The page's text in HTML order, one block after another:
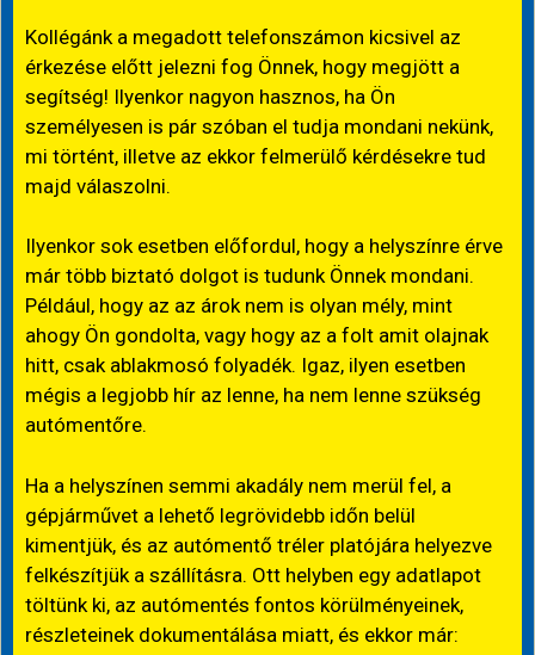
Kollégánk a megadott telefonszámon kicsivel az
érkezése előtt jelezni fog Önnek, hogy megjött a
segítség! Ilyenkor nagyon hasznos, ha Ön
személyesen is pár szóban el tudja mondani nekünk,
mi történt, illetve az ekkor felmerülő kérdésekre tud
majd válaszolni.
Ilyenkor sok esetben előfordul, hogy a helyszínre érve
már több biztató dolgot is tudunk Önnek mondani.
Például, hogy az az árok nem is olyan mély, mint
ahogy Ön gondolta, vagy hogy az a folt amit olajnak
hitt, csak ablakmosó folyadék. Igaz, ilyen esetben
mégis a legjobb hír az lenne, ha nem lenne szükség
autómentőre.
Ha a helyszínen semmi akadály nem merül fel, a
gépjárművet a lehető legrövidebb időn belül
kimentjük, és az autómentő tréler platójára helyezve
felkészítjük a szállításra. Ott helyben egy adatlapot
töltünk ki, az autómentés fontos körülményeinek,
részleteinek dokumentálása miatt, és ekkor már: